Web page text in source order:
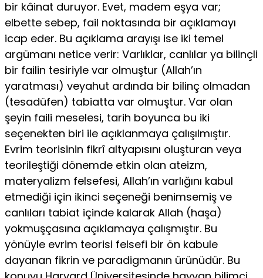
bir kâinat duruyor. Evet, madem eşya var;
elbette sebep, fail noktasında bir açıklamayı
icap eder. Bu açıklama arayışı ise iki temel
argümanı netice verir: Varlıklar, canlılar ya bilinçli
bir failin tesiriyle var olmuştur (Allah’ın
yaratması) veyahut ardında bir bilinç olmadan
(tesadüfen) tabiatta var olmuştur. Var olan
şeyin faili meselesi, tarih boyunca bu iki
seçenekten biri ile açıklanmaya çalışılmıştır.
Evrim teorisinin fikrî altyapısını oluşturan veya
teorileştiği dönemde etkin olan ateizm,
materyalizm felsefesi, Allah’ın varlığını kabul
etmediği için ikinci seçeneği benimsemiş ve
canlıları tabiat içinde kalarak Allah (haşa)
yokmuşçasına açıklamaya çalışmıştır. Bu
yönüyle evrim teorisi felsefi bir ön kabule
dayanan fikrin ve paradigmanın ürünüdür. Bu